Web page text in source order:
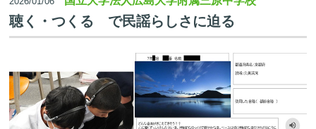
聴く・つくる で民謡らしさに迫る